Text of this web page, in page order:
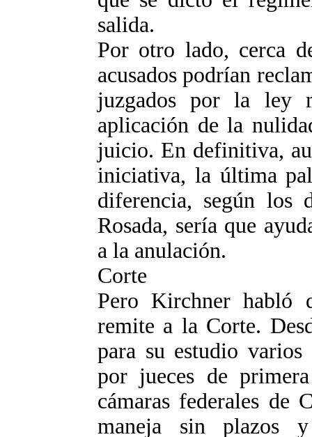
salida.
Por otro lado, cerca
acusados podrían
juzgados por la ley
aplicación de la
juicio. En definitiva,
iniciativa, la última
diferencia, según los
Rosada, sería que
a la anulación.
Corte
Pero Kirchner habló
remite a la Corte.
para su estudio
por jueces de
cámaras federales de
maneja sin plazos